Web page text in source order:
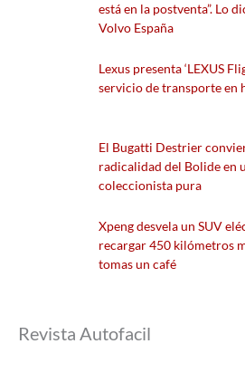
está en la postventa”. Lo
Volvo España
Lexus presenta ‘LEXUS
servicio de transporte en
El Bugatti Destrier
radicalidad del Bolide en
coleccionista pura
Xpeng desvela un SUV
recargar 450 kilómetros
tomas un café
Revista Autofacil